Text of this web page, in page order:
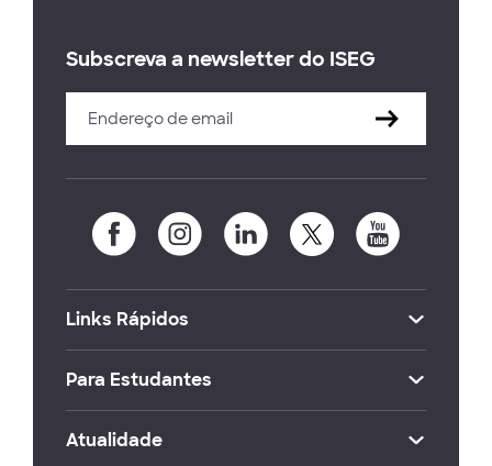
Subscreva a newsletter do ISEG
Links Rápidos
Para Estudantes
Atualidade